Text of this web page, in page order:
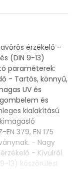
érzékelő -
(DIN 9-13)
paraméterek:
- Tartós, könnyű,
UV és
és
kialakítású
379, EN 175
- Nagy
- Kívülről
13) köszörülési